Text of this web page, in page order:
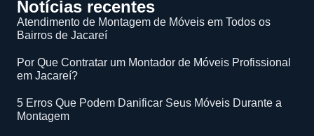
Notícias recentes
Atendimento de Montagem de Móveis em Todos os
Bairros de Jacareí
Por Que Contratar um Montador de Móveis Profissional
em Jacareí?
5 Erros Que Podem Danificar Seus Móveis Durante a
Montagem